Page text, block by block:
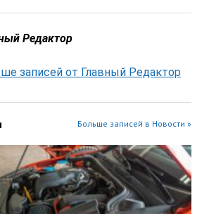
Редактор
записей от Главный Редактор
Больше записей в Новости »